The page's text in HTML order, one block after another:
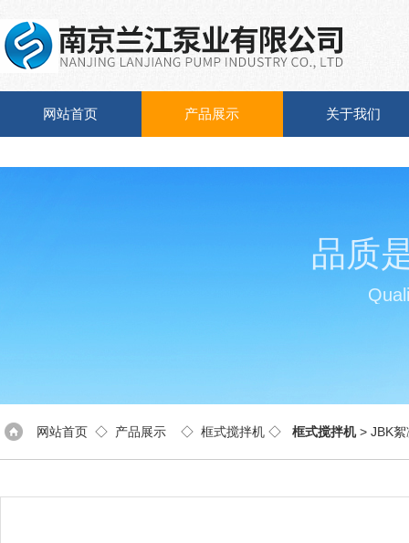
网站首页 产品展示 关于我们
品质
网站首页 ◇ 产品展示 ◇ 框式搅拌机 ◇ 框式搅拌机> JBK絮